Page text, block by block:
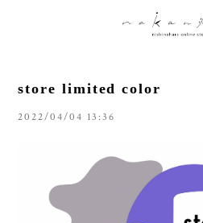
store limited color
2022/04/04 13:36